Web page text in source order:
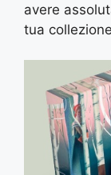
avere
tua